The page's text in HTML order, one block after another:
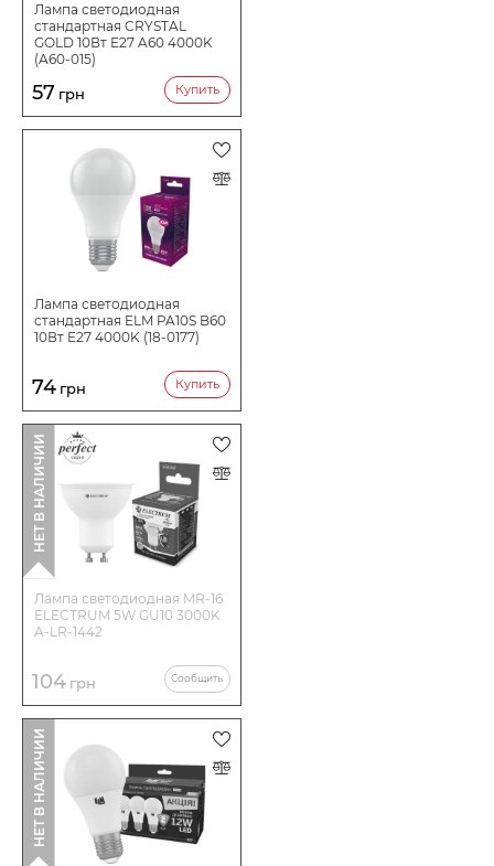
Лампа светодиодная
стандартная CRYSTAL
GOLD 10Вт Е27 A60 4000K
(A60-015)
57 грн Купить
Лампа светодиодная
стандартная ELM PA10S B60
10Вт E27 4000K (18-0177)
74 грн Купить
Лампа светодиодная MR-16
ELECTRUM 5W GU10 3000K
A-LR-1442
104 грн Сообщить
НЕТ В НАЛИЧИИ
НЕТ В НАЛИЧИИ